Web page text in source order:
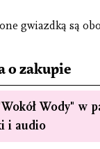
gwiazdką są
o zakupie
Wody" w
i audio